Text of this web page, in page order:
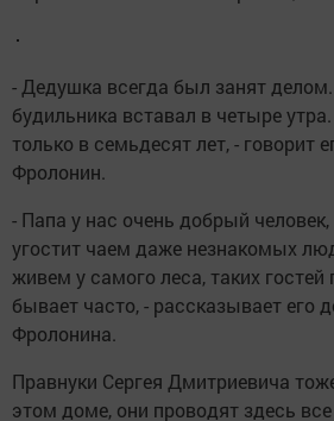
- Дедушка всегда был занят
будильника вставал в четыре
только в семьдесят лет, - говорит
Фролонин.
- Папа у нас очень добрый
угостит чаем даже незнакомых
живем у самого леса, таких гостей
бывает часто, - рассказывает его
Фролонина.
Правнуки Сергея Дмитриевича
этом доме, они проводят здесь